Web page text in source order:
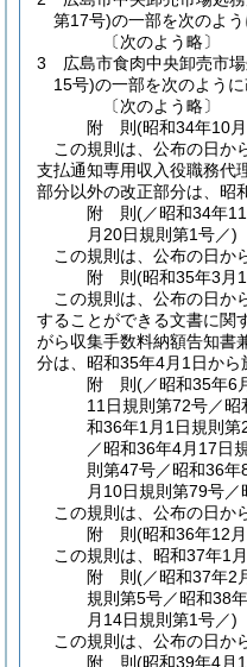
第17号)の一部を次のよう
〔次のよう略〕
3
広島市食肉中央卸売市
15号)の一部を次のように
〔次のよう略〕
附 則(昭和34年10
この規則は、公布の日か
支払通知専用収入役職務代
部分以外の改正部分は、昭
附 則(／昭和34年
月20日規則第1号／)
この規則は、公布の日か
附 則(昭和35年3月
この規則は、公布の日か
することができる文書に関
がら収集手数料納額告知書
分は、昭和35年4月1日から
附 則(／昭和35年6
11日規則第72号／
和36年1月1日規則
／昭和36年4月17日
則第47号／昭和36
月10日規則第79号
この規則は、公布の日か
附 則(昭和36年12
この規則は、昭和37年1
附 則(／昭和37年2
規則第5号／昭和38
月14日規則第1号／)
この規則は、公布の日か
附 則(昭和39年4月